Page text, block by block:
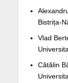
Bistrița-
Vlad
Cătălin